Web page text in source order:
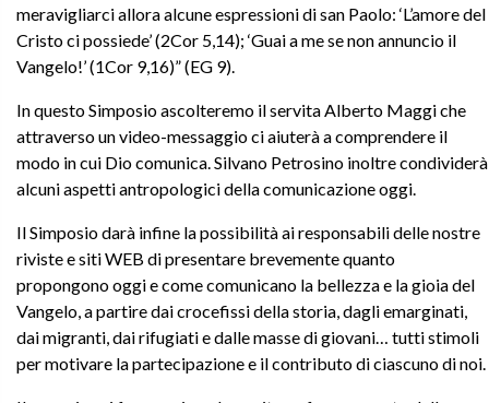
meravigliarci allora alcune espressioni di san Paolo: ‘L’amore del
Cristo ci possiede’ (2Cor 5,14); ‘Guai a me se non annuncio il
Vangelo!’ (1Cor 9,16)” (EG 9).
In questo Simposio ascolteremo il servita Alberto Maggi che
attraverso un video-messaggio ci aiuterà a comprendere il
modo in cui Dio comunica. Silvano Petrosino inoltre condividerà
alcuni aspetti antropologici della comunicazione oggi.
Il Simposio darà infine la possibilità ai responsabili delle nostre
riviste e siti WEB di presentare brevemente quanto
propongono oggi e come comunicano la bellezza e la gioia del
Vangelo, a partire dai crocefissi della storia, dagli emarginati,
dai migranti, dai rifugiati e dalle masse di giovani… tutti stimoli
per motivare la partecipazione e il contributo di ciascuno di noi.